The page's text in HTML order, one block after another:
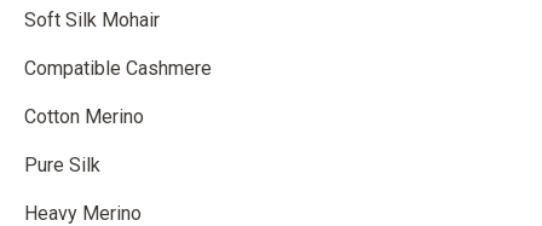
Soft Silk Mohair
Compatible Cashmere
Cotton Merino
Pure Silk
Heavy Merino